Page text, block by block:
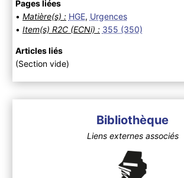
Pages liées
• Matière(s) : HGE, Urgences
• Item(s) R2C (ECNi) : 355 (350)
Articles liés
(Section vide)
Bibliothèque
Liens externes associés